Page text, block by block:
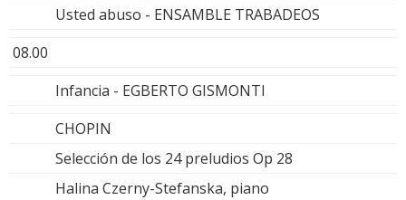
Usted abuso - ENSAMBLE TRABADEOS
08.00
Infancia - EGBERTO GISMONTI
CHOPIN
Selección de los 24 preludios Op 28
Halina Czerny-Stefanska, piano